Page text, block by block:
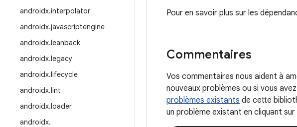
androidx.interpolator
androidx.javascriptengine
androidx.leanback
androidx.legacy
androidx.lifecycle
androidx.lint
androidx.loader
androidx.
Pour en savoir plus sur les
Commentaires
Vos commentaires nous aident à
nouveaux problèmes ou si vous
problèmes existants de cette
un problème existant en cliquant